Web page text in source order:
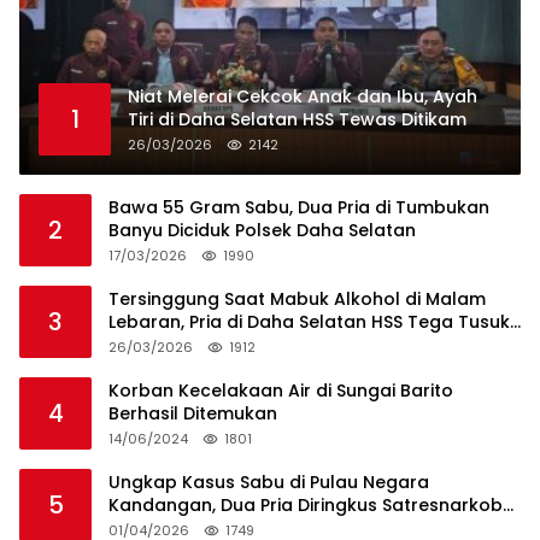
1
Niat Melerai Cekcok Anak dan Ibu, Ayah
Tiri di Daha Selatan HSS Tewas Ditikam
26/03/2026 2142
2
Bawa 55 Gram Sabu, Dua Pria di Tumbukan
Banyu Diciduk Polsek Daha Selatan
17/03/2026 1990
3
Tersinggung Saat Mabuk Alkohol di Malam
Lebaran, Pria di Daha Selatan HSS Tega Tusuk
Teman Sendiri
26/03/2026 1912
4
Korban Kecelakaan Air di Sungai Barito
Berhasil Ditemukan
14/06/2024 1801
5
Ungkap Kasus Sabu di Pulau Negara
Kandangan, Dua Pria Diringkus Satresnarkoba
HSS
01/04/2026 1749